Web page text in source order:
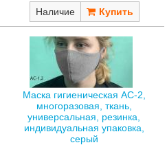
Наличие
Маска гигиеническая АС-2,
многоразовая, ткань,
универсальная, резинка,
индивидуальная упаковка,
серый